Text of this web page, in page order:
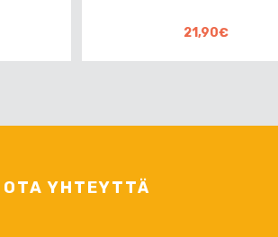
21,90€
OTA YHTEYTTÄ